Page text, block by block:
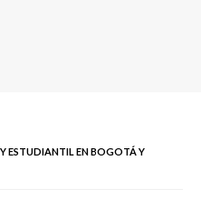
ESTUDIANTIL EN BOGOTÁ Y